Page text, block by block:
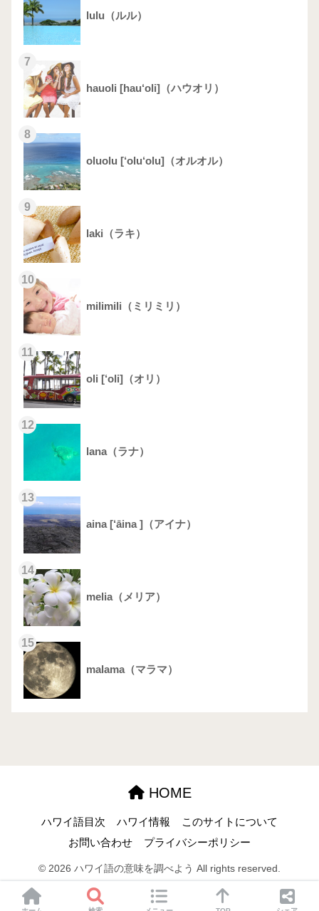
lulu（ルル）
7
hauoli [hau‘oli]（ハウオリ）
8
oluolu [‘olu‘olu]（オルオル）
9
laki（ラキ）
10
milimili（ミリミリ）
11
oli [‘oli]（オリ）
12
lana（ラナ）
13
aina [‘āina ]（アイナ）
14
melia（メリア）
15
malama（マラマ）
HOME
ハワイ語目次 ハワイ情報
このサイトについて
お問い合わせ
プライバシーポリシー
© 2026 ハワイ語の意味を調べよう All rights reserved.